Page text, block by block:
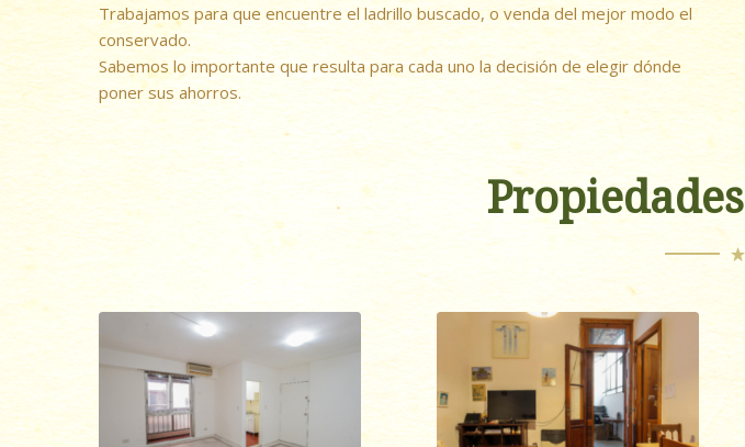
Trabajamos para que encuentre el ladrillo buscado, o venda del mejor modo el
conservado.
Sabemos lo importante que resulta para cada uno la decisión de elegir dónde
poner sus ahorros.
Propiedades